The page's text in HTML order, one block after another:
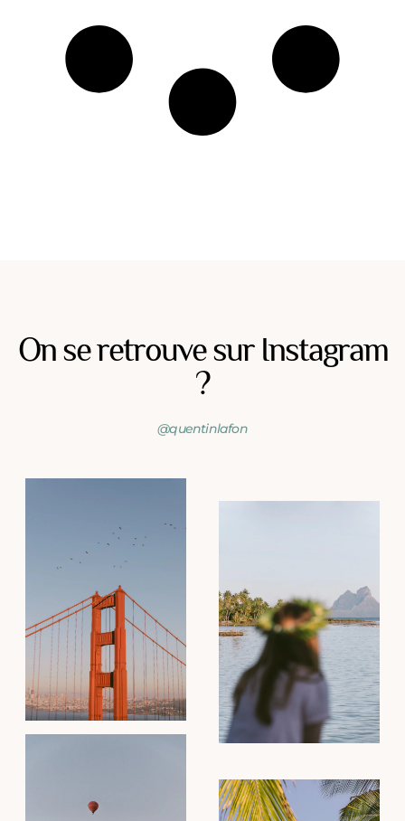
On se retrouve sur Instagram
?
@quentinlafon